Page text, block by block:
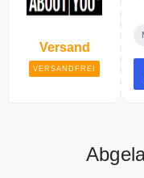
Versand
VERSANDFREI